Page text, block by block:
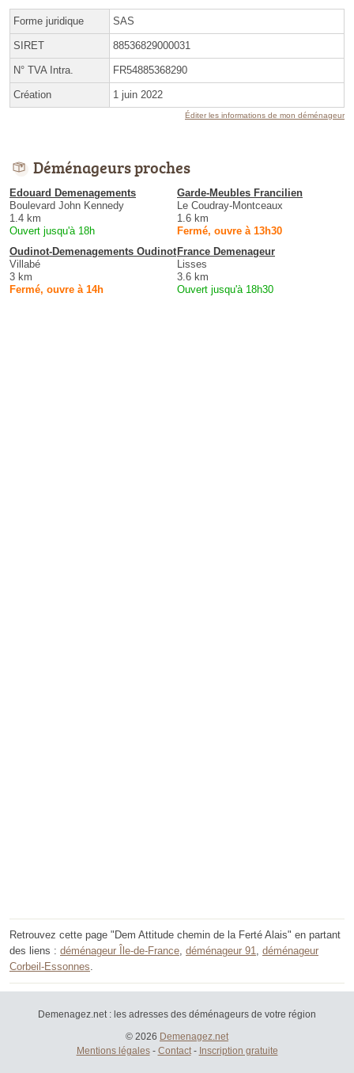
Forme juridique SAS
SIRET 88536829000031
N° TVA Intra. FR54885368290
Création 1 juin 2022
Éditer les informations de mon déménageur
Déménageurs proches
Edouard Demenagements
Boulevard John Kennedy
1.4 km
Ouvert jusqu'à 18h
Garde-Meubles Francilien
Le Coudray-Montceaux
1.6 km
Fermé, ouvre à 13h30
Oudinot-Demenagements Oudinot
Villabé
3 km
Fermé, ouvre à 14h
France Demenageur
Lisses
3.6 km
Ouvert jusqu'à 18h30
Retrouvez cette page "Dem Attitude chemin de la Ferté Alais" en partant
des liens : déménageur Île-de-France, déménageur 91, déménageur
Corbeil-Essonnes.
Demenagez.net : les adresses des déménageurs de votre région
© 2026 Demenagez.net
Mentions légales- Contact- Inscription gratuite